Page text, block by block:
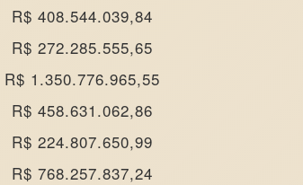
R$ 408.544.039,84
R$ 272.285.555,65
R$ 1.350.776.965,55
R$ 458.631.062,86
R$ 224.807.650,99
R$ 768.257.837,24